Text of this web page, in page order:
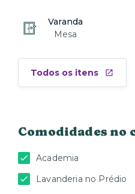
Varanda
Mesa
Todos os itens
Comodidades no
Academia
Lavanderia no Prédio